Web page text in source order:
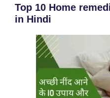
Top 10 Home
in Hindi